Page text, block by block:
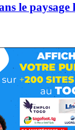
le paysage